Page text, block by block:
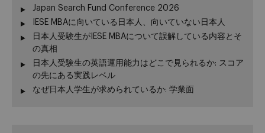
Japan Search Fund Conference 2026
IESE MBAに向いている日本人、向いていない日本人
日本人受験生がIESE MBAについて誤解している内容とそ
の真相
日本人受験生の英語運用能力はどこで見られるか: スコア
の先にある実践レベル
なぜ日本人学生が求められているか: 学業面